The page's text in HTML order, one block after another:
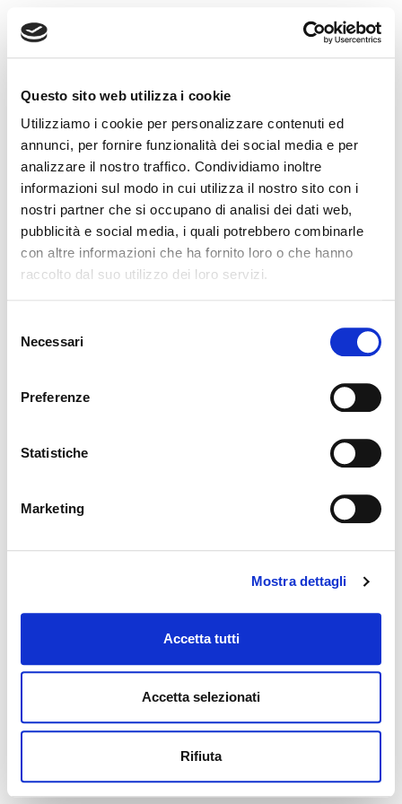
Questo sito web utilizza i cookie
Utilizziamo i cookie per personalizzare contenuti ed
annunci, per fornire funzionalità dei social media e per
analizzare il nostro traffico. Condividiamo inoltre
informazioni sul modo in cui utilizza il nostro sito con i
nostri partner che si occupano di analisi dei dati web,
pubblicità e social media, i quali potrebbero combinarle
con altre informazioni che ha fornito loro o che hanno
raccolto dal suo utilizzo dei loro servizi.
delNecessari
Preferenze
Statistiche
Marketing
Mostra dettagli
Accetta tutti
Accetta selezionati
Rifiuta
MENU